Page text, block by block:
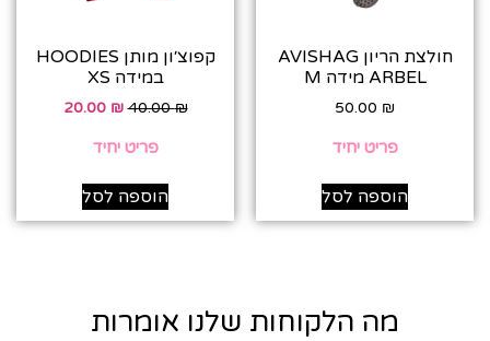
חולצת הריון AVISHAG
ARBEL מידה M
50.00 ₪
פריט יחיד
הוספה לסל
קפוצ׳ון מותן HOODIES
במידה XS
40.00₪
20.00 ₪
פריט יחיד
הוספה לסל
מה הלקוחות שלנו אומרות